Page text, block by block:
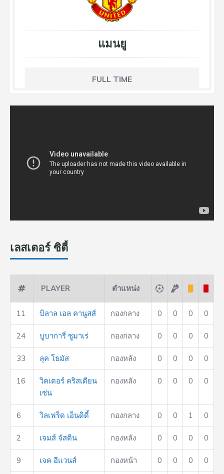
แมนยู
FULL TIME
เลสเตอร์ ซิตี้
PLAYER ตำแหน่ง
11 บิลาล เอล คานูสส์ กองกลาง 0 0 0 0
24 บูบาการี่ ซูมาเร่ กองกลาง 0 0 0 0
33 ลุค โธมัส กองหลัง 0 0 0 0
16
วิคเตอร์ คริสเตียน
เซ่น
กองหลัง 0 0 0 0
6 วิลเฟร็ด เอ็นดิดี้ กองกลาง 0 0 1 0
2 เจมส์ จัสติน กองหลัง 0 0 0 0
9 เจค อีแวนส์ กองหน้า 0 0 0 0